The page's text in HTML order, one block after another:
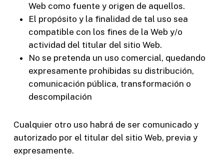
Web como fuente y origen de aquellos.
El propósito y la finalidad de tal uso sea
compatible con los fines de la Web y/o
actividad del titular del sitio Web.
No se pretenda un uso comercial, quedando
expresamente prohibidas su distribución,
comunicación pública, transformación o
descompilación
Cualquier otro uso habrá de ser comunicado y
autorizado por el titular del sitio Web, previa y
expresamente.